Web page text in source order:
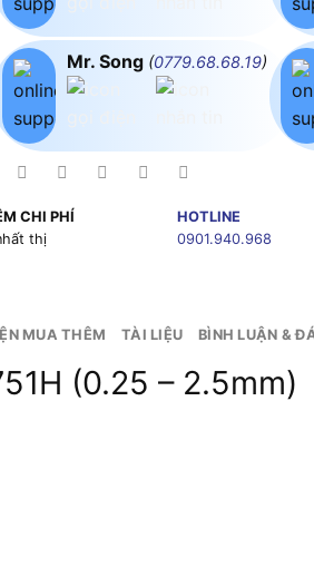
Mr. Song (0779.68.68.19)
CHI PHÍ
thị
HOTLINE
0901.940.968
MUA THÊM TÀI LIỆU BÌNH LUẬN &
(0.25 – 2.5mm)